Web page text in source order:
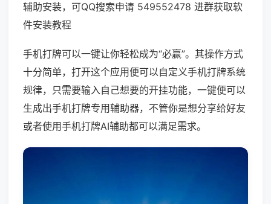
辅助安装，可QQ搜索申请 549552478 进群获取软
件安装教程
手机打牌可以一键让你轻松成为“必赢”。其操作方式
十分简单，打开这个应用便可以自定义手机打牌系统
规律，只需要输入自己想要的开挂功能，一键便可以
生成出手机打牌专用辅助器，不管你是想分享给好友
或者使用手机打牌AI辅助都可以满足需求。